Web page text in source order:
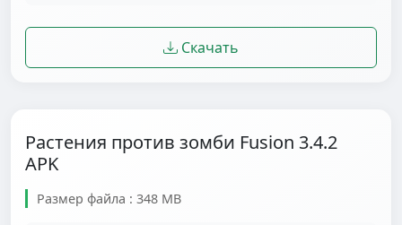
Скачать
Растения против зомби Fusion 3.4.2
APK
Размер файла : 348 MB